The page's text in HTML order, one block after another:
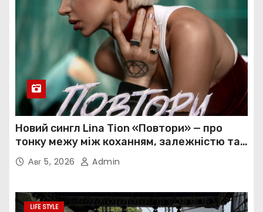
Новий сингл Lina Tion «Повтори» — про
тонку межу між коханням, залежністю та
нав’язливою прив’язаністю
Авг 5, 2026 Admin
LIFE STYLE